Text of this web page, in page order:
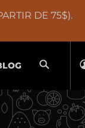
DE 75$).
Recherche